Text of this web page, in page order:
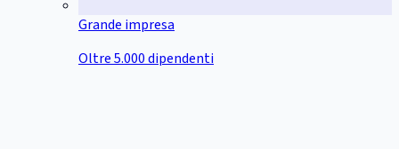
Grande impresa
Oltre 5.000 dipendenti